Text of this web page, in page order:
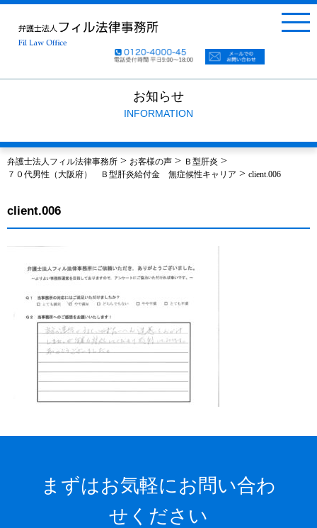
お知らせ
INFORMATION
弁護士法人フィル法律事務所 > お客様の声 > Ｂ型肝炎 >
７０代男性（大阪府） Ｂ型肝炎給付金 無症候性キャリア > client.006
client.006
まずはお気軽にお問い合わ
せください